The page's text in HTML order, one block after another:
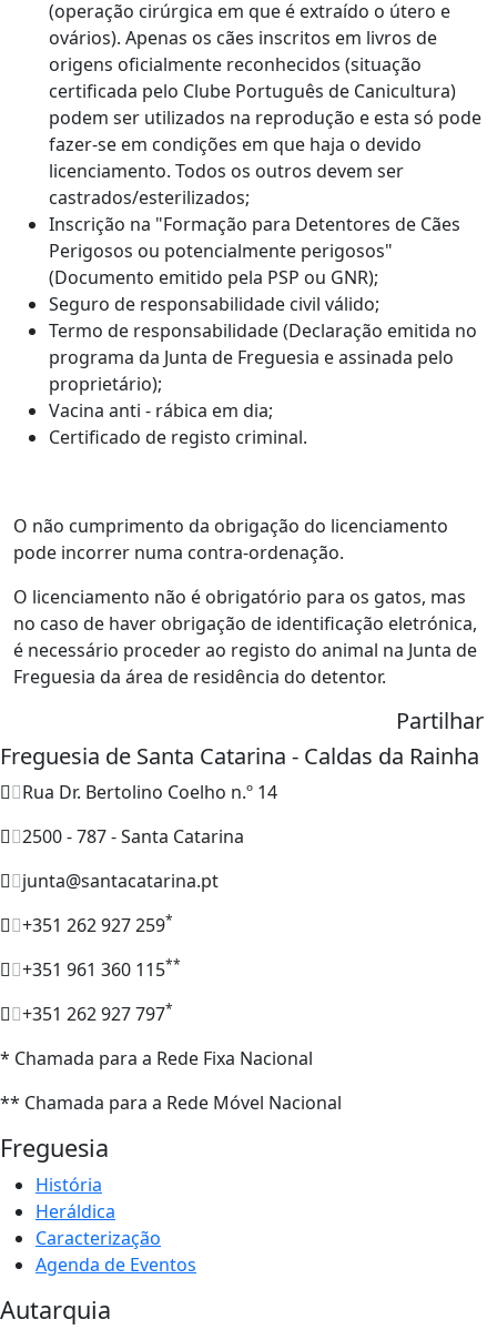
(operação cirúrgica em que é extraído o útero e
ovários). Apenas os cães inscritos em livros de
origens oficialmente reconhecidos (situação
certificada pelo Clube Português de Canicultura)
podem ser utilizados na reprodução e esta só pode
fazer-se em condições em que haja o devido
licenciamento. Todos os outros devem ser
castrados/esterilizados;
Inscrição na "Formação para Detentores de Cães
Perigosos ou potencialmente perigosos"
(Documento emitido pela PSP ou GNR);
Seguro de responsabilidade civil válido;
Termo de responsabilidade (Declaração emitida no
programa da Junta de Freguesia e assinada pelo
proprietário);
Vacina anti - rábica em dia;
Certificado de registo criminal.
O não cumprimento da obrigação do licenciamento
pode incorrer numa contra-ordenação.
O licenciamento não é obrigatório para os gatos, mas
no caso de haver obrigação de identificação eletrónica,
é necessário proceder ao registo do animal na Junta de
Freguesia da área de residência do detentor.
Partilhar
Freguesia de Santa Catarina - Caldas da Rainha
Rua Dr. Bertolino Coelho n.º 14
2500 - 787 - Santa Catarina
junta@santacatarina.pt
+351 262 927 259*
+351 961 360 115**
+351 262 927 797*
* Chamada para a Rede Fixa Nacional
** Chamada para a Rede Móvel Nacional
Freguesia
História
Heráldica
Caracterização
Agenda de Eventos
Autarquia